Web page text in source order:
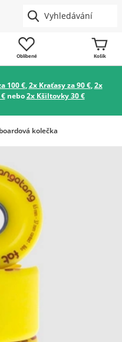
Oblíbené Košík
100 €,2x Kraťasy za 90 €,2x
nebo2x Kšiltovky 30 €
kolečka